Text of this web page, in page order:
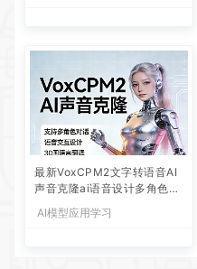
最新VoxCPM2文字转语音AI
声音克隆ai语音设计多角色对
话影视解说
AI模型应用学习